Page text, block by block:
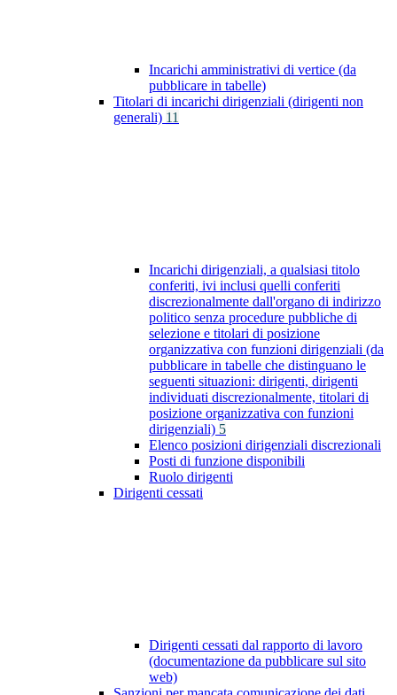
Incarichi amministrativi di vertice (da
pubblicare in tabelle)
Titolari di incarichi dirigenziali (dirigenti non
generali) 11
Incarichi dirigenziali, a qualsiasi titolo
conferiti, ivi inclusi quelli conferiti
discrezionalmente dall'organo di indirizzo
politico senza procedure pubbliche di
selezione e titolari di posizione
organizzativa con funzioni dirigenziali (da
pubblicare in tabelle che distinguano le
seguenti situazioni: dirigenti, dirigenti
individuati discrezionalmente, titolari di
posizione organizzativa con funzioni
dirigenziali) 5
Elenco posizioni dirigenziali discrezionali
Posti di funzione disponibili
Ruolo dirigenti
Dirigenti cessati
Dirigenti cessati dal rapporto di lavoro
(documentazione da pubblicare sul sito
web)